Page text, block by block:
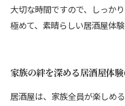
大切な時間ですので、しっか
極めて、素晴らしい居酒屋体験
家族の絆を深める居酒屋体
居酒屋は、家族全員が楽しめ